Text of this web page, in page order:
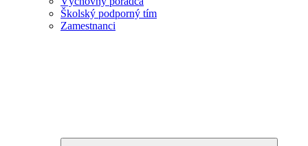
Školský podporný tím
Zamestnanci